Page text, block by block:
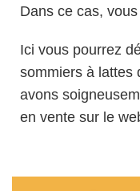
Dans ce cas,
Ici vous pourrez
sommiers à lattes
avons
en vente sur le